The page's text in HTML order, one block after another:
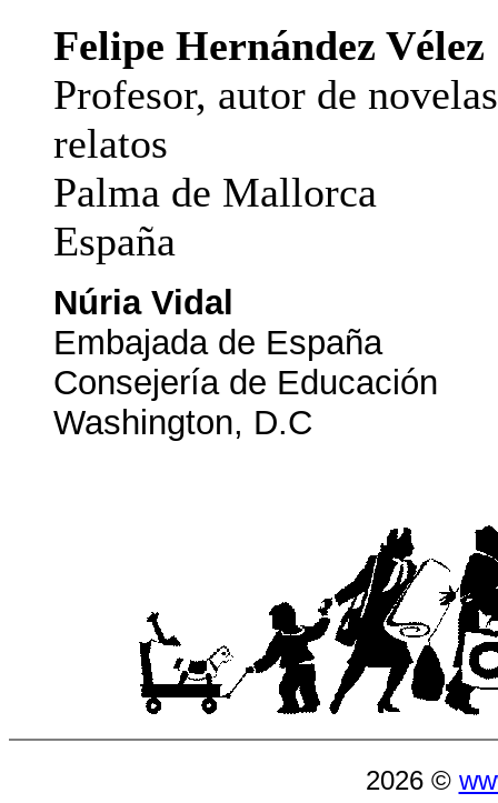
Felipe Hernández Vélez
Profesor, autor de
relatos
Palma de Mallorca
España
Núria Vidal
Embajada de España
Consejería de Educación
Washington, D.C
2026 ©